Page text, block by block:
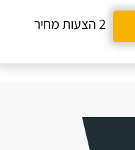
2 הצעות מחיר